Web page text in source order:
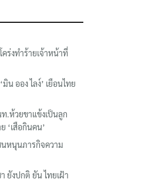
ร่งทำร้ายเจ้าหน้าที่
น ออง ไลง์’ เยือนไทย
.ห้วยขาแข้งเป็นลูก
‘เสือกินคน’
หนุนภารกิจความ
ยังปกติ ยัน ไทยเฝ้า